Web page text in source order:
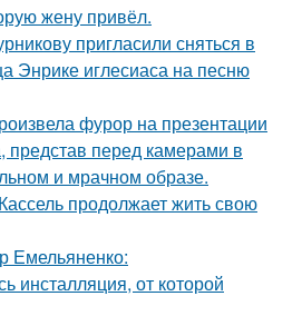
жену привёл.
пригласили сняться в
Энрике иглесиаса на песню
фурор на презентации
представ перед камерами в
и мрачном образе.
продолжает жить свою
Емельяненко:
инсталляция, от которой